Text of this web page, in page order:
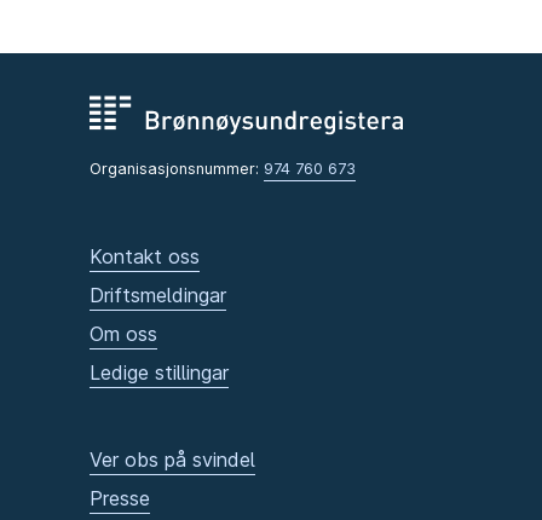
Organisasjonsnummer: 974 760 673
Kontakt oss
Driftsmeldingar
Om oss
Ledige stillingar
Ver obs på svindel
Presse